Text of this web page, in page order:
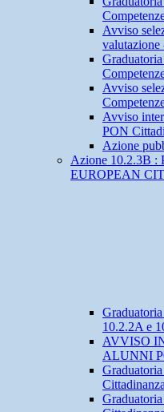
Avviso
valutazione
Avviso
Avviso
PON
Azione
Azione 10.2.3B :
EUROPEAN
10.2.2A e
AVVISO
ALUNNI